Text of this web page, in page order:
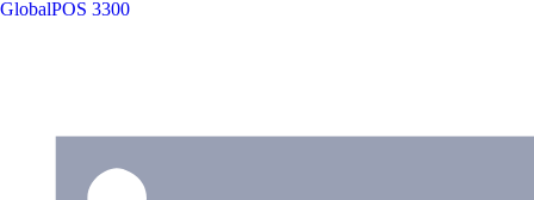
GlobalPOS 3300